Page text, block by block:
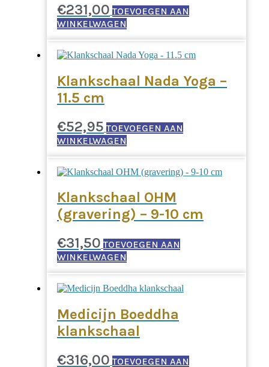
€231,00 TOEVOEGEN AAN
WINKELWAGEN
Klankschaal Nada Yoga –
11.5 cm
€52,95 TOEVOEGEN AAN
WINKELWAGEN
Klankschaal OHM
(gravering) – 9-10 cm
€31,50 TOEVOEGEN AAN
WINKELWAGEN
Medicijn Boeddha
klankschaal
€316,00 TOEVOEGEN AAN